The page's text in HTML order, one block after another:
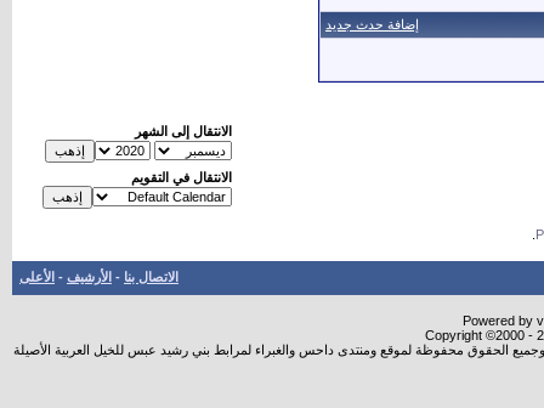
إضافة حدث جديد
الانتقال إلى الشهر
الانتقال في التقويم
الاتصال بنا - الأرشيف - الأعلى
Powered by
Copyright ©2000 -
الحقوق محفوظة لموقع ومنتدى داحس والغبراء لمرابط بني رشيد عبس للخيل العربية الأصيلة